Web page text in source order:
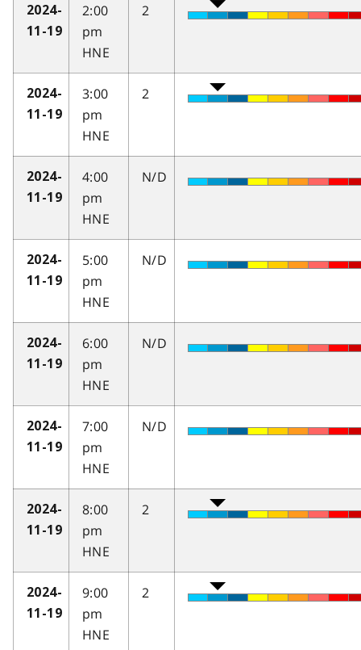
2024-
11-19
2:00
pm
HNE
2
2024-
11-19
3:00
pm
HNE
2
2024-
11-19
4:00
pm
HNE
N/D
2024-
11-19
5:00
pm
HNE
N/D
2024-
11-19
6:00
pm
HNE
N/D
2024-
11-19
7:00
pm
HNE
N/D
2024-
11-19
8:00
pm
HNE
2
2024-
11-19
9:00
pm
HNE
2